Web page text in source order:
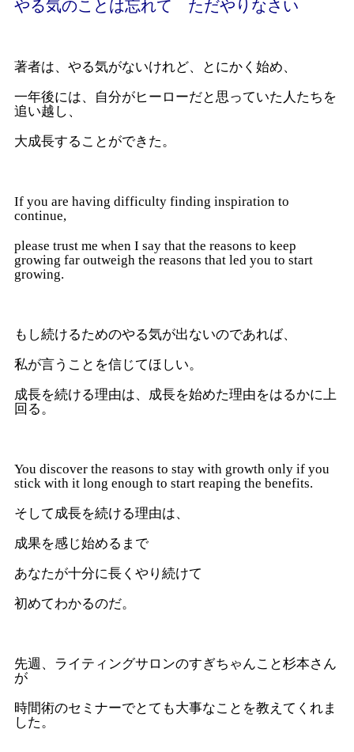
やる気のことは忘れて ただやりなさい
著者は、やる気がないけれど、とにかく始め、
一年後には、自分がヒーローだと思っていた人たちを
追い越し、
大成長することができた。
If you are having difficulty finding inspiration to
continue,
please trust me when I say that the reasons to keep
growing far outweigh the reasons that led you to start
growing.
もし続けるためのやる気が出ないのであれば、
私が言うことを信じてほしい。
成長を続ける理由は、成長を始めた理由をはるかに上
回る。
You discover the reasons to stay with growth only if you
stick with it long enough to start reaping the benefits.
そして成長を続ける理由は、
成果を感じ始めるまで
あなたが十分に長くやり続けて
初めてわかるのだ。
先週、ライティングサロンのすぎちゃんこと杉本さん
が
時間術のセミナーでとても大事なことを教えてくれま
した。